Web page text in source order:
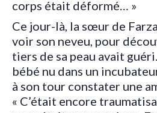
corps était déformé… »
Ce jour-là, la sœur de
voir son neveu, pour
tiers de sa peau avait
bébé nu dans un
à son tour constater une
« C’était encore